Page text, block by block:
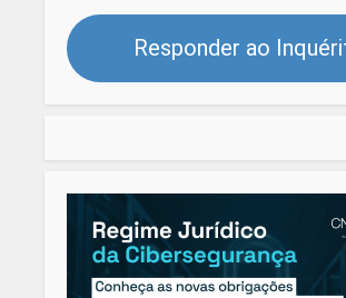
Responder ao